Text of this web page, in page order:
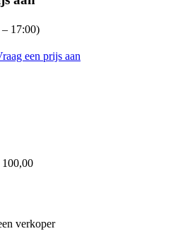
17:00)
een prijs aan
verkoper